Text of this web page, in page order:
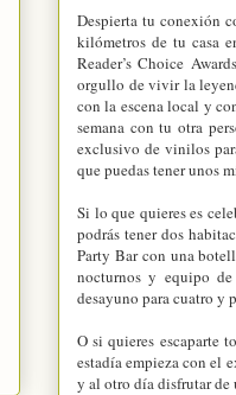
Despierta tu conexión
kilómetros de tu casa
Reader’s Choice
orgullo de vivir la
con la escena local y
semana con tu otra
exclusivo de vinilos
que puedas tener unos
Si lo que quieres es
podrás tener dos
Party Bar con una
nocturnos y equipo
desayuno para cuatro y
O si quieres escaparte
estadía empieza con el
y al otro día disfrutar